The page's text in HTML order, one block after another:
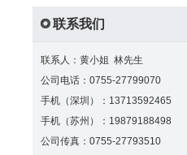
联系我们
联系人：黄小姐 林先生
公司电话：0755-27799070
手机（深圳）：13713592465
手机（苏州）：19879188498
公司传真：0755-27793510